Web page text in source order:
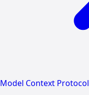
Model Context Protocol